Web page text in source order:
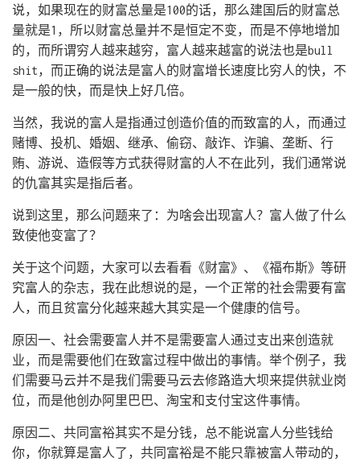
说，如果现在的财富总量是100的话，那么建国后的财富总
量就是1，所以财富总量并不是恒定不变，而是不停地增加
的，而所谓穷人越来越穷，富人越来越富的说法也是bull
shit，而正确的说法是富人的财富增长速度比穷人的快，不
是一般的快，而是快上好几倍。
当然，我说的富人是指通过创造价值的而致富的人，而通过
赌博、投机、婚姻、继承、偷窃、敲诈、诈骗、垄断、行
贿、游说、造假等方式获得财富的人不在此列，我们通常说
的仇富其实是指后者。
说到这里，那么问题来了：为啥会出现富人？富人做了什么
致使他变富了？
关于这个问题，大家可以去看看《财富》、《福布斯》等研
究富人的杂志，我在此想说的是，一个正常的社会需要有富
人，而且贫富分化越来越大其实是一个健康的信号。
原因一、社会需要富人并不是需要富人通过支出来创造就
业，而是需要他们在致富过程中做出的事情。举个例子，我
们需要马云并不是我们需要马云去修路造大坝来提供就业岗
位，而是他创办阿里巴巴、淘宝和支付宝这件事情。
原因二、共同富裕其实不是分钱，总不能说富人分些钱给
你，你就算是富人了，共同富裕是不能只靠被富人带动的，